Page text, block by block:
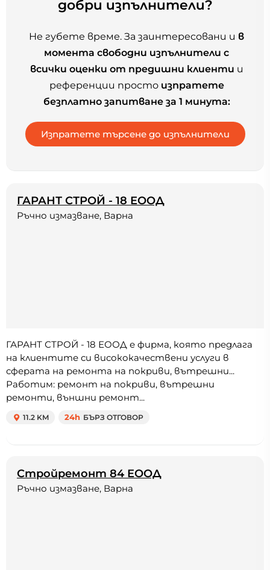
добри изпълнители?
Не губете време. За заинтересовани и в
момента свободни изпълнители с
всички оценки от предишни клиенти и
референции просто изпратете
безплатно запитване за 1 минута:
ГАРАНТ СТРОЙ - 18 ЕООД
Ръчно измазване, Варна
ГАРАНТ СТРОЙ - 18 ЕООД е фирма, която предлага
на клиентите си висококачествени услуги в
сферата на ремонта на покриви, вътрешни...
Работим: ремонт на покриви, вътрешни
ремонти, външни ремонт...
11.2 KM 24h БЪРЗ ОТГОВОР
Стройремонт 84 ЕООД
Ръчно измазване, Варна